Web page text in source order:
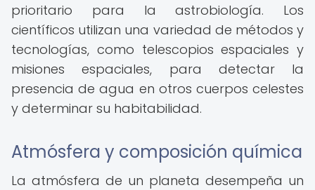
prioritario para la astrobiología. Los
científicos utilizan una variedad de métodos y
tecnologías, como telescopios espaciales y
misiones espaciales, para detectar la
presencia de agua en otros cuerpos celestes
y determinar su habitabilidad.
Atmósfera y composición química
La atmósfera de un planeta desempeña un